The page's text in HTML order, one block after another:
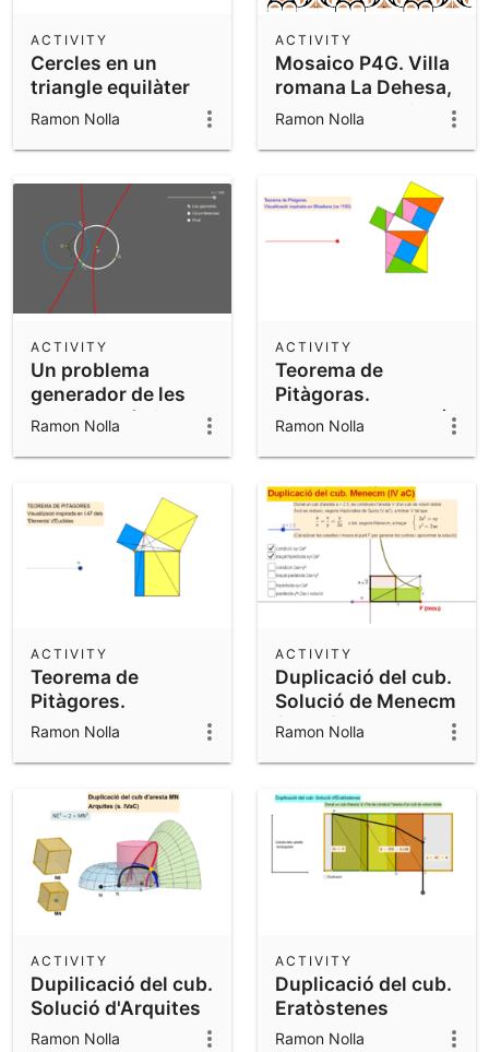
Cercles en un
triangle equilàter
ACTIVITY
Ramon Nolla
Mosaico P4G. Villa
romana La Dehesa,
Cuevas de Soria
ACTIVITY
Ramon Nolla
Un problema
generador de les
seccions còniques
ACTIVITY
Ramon Nolla
Teorema de
Pitàgoras.
Bhaskara (ca 1150)
ACTIVITY
Ramon Nolla
Teorema de
Pitàgores.
'Elements'
ACTIVITY
Ramon Nolla
Duplicació del cub.
Solució de Menecm
(IV aC)
ACTIVITY
Ramon Nolla
Dupilicació del cub.
Solució d'Arquites
ACTIVITY
Ramon Nolla
Duplicació del cub.
Eratòstenes
ACTIVITY
Ramon Nolla